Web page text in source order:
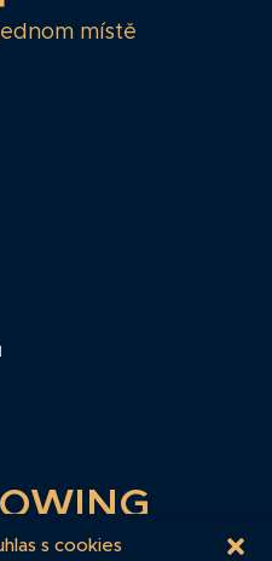
s cookies
místě
anonymnímu zaslání